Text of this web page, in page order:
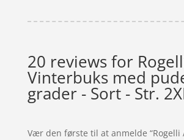
20 reviews for
Vinterbuks med
grader - Sort - Str.
Vær den første til at anmelde “Rogelli